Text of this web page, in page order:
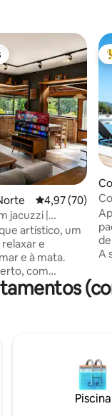
avaliações4,97 de uma
4,97 (70)
jacuzzi |
artístico, um
e
e à mata.
com
cozinha
a pé.
comercial e
A
Piscina